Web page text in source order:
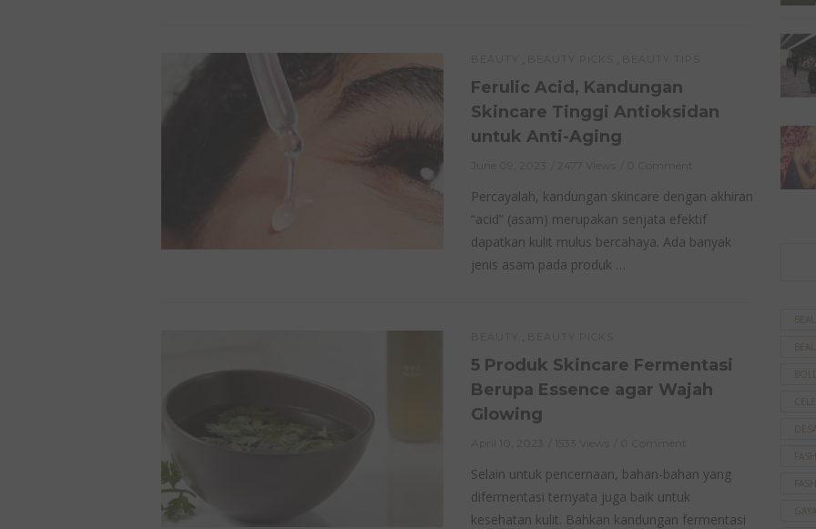
BEAUTY BEAUTY PICKS BEAUTY TIPS
Ferulic Acid, Kandungan
Skincare Tinggi Antioksidan
untuk Anti-Aging
Percayalah, kandungan skincare dengan akhiran
“acid” (asam) merupakan senjata efektif
dapatkan kulit mulus bercahaya. Ada banyak
jenis asam pada produk …
BEAUTY BEAUTY PICKS
5 Produk Skincare Fermentasi
Berupa Essence agar Wajah
Glowing
Selain untuk pencernaan, bahan-bahan yang
difermentasi ternyata juga baik untuk
kesehatan kulit. Bahkan kandungan fermentasi